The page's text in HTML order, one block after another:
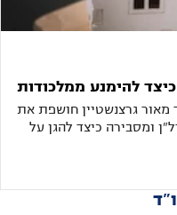
כיצד להימנע ממלכודות
מאור גרצנשטיין חושפת את
ומסבירה כיצד להגן על